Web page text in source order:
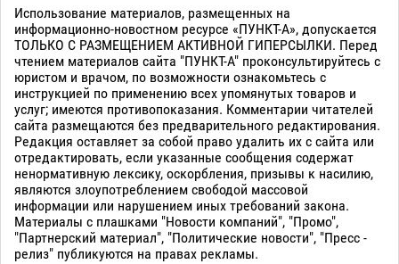
Использование материалов, размещенных на
информационно-новостном ресурсе «ПУНКТ-А», допускается
ТОЛЬКО С РАЗМЕЩЕНИЕМ АКТИВНОЙ ГИПЕРСЫЛКИ. Перед
чтением материалов сайта "ПУНКТ-А" проконсультируйтесь с
юристом и врачом, по возможности ознакомьтесь с
инструкцией по применению всех упомянутых товаров и
услуг; имеются противопоказания. Комментарии читателей
сайта размещаются без предварительного редактирования.
Редакция оставляет за собой право удалить их с сайта или
отредактировать, если указанные сообщения содержат
ненормативную лексику, оскорбления, призывы к насилию,
являются злоупотреблением свободой массовой
информации или нарушением иных требований закона.
Материалы с плашками "Новости компаний", "Промо",
"Партнерский материал", "Политические новости", "Пресс -
релиз" публикуются на правах рекламы.